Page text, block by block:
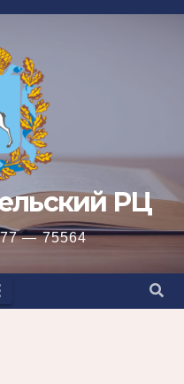
РЦ
— 75564